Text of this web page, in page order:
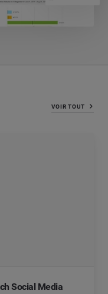
VOIR TOUT
Social Media